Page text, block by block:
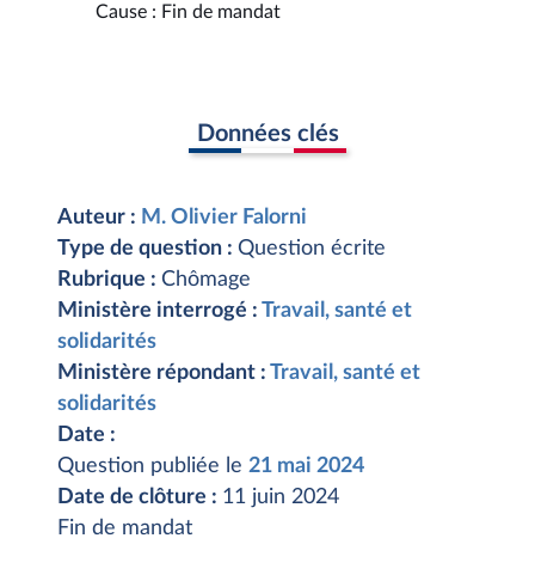
Cause : Fin de mandat
Données clés
Auteur : M. Olivier Falorni
Type de question : Question écrite
Rubrique : Chômage
Ministère interrogé : Travail, santé et
solidarités
Ministère répondant : Travail, santé et
solidarités
Date :
Question publiée le 21 mai 2024
Date de clôture : 11 juin 2024
Fin de mandat